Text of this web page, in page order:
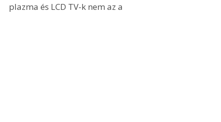
plazma és LCD TV-k nem az a